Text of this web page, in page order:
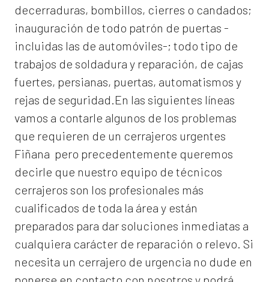
decerraduras, bombillos, cierres o candados;
inauguración de todo patrón de puertas -
incluidas las de automóviles-; todo tipo de
trabajos de soldadura y reparación, de cajas
fuertes, persianas, puertas, automatismos y
rejas de seguridad.En las siguientes líneas
vamos a contarle algunos de los problemas
que requieren de un cerrajeros urgentes
Fiñana pero precedentemente queremos
decirle que nuestro equipo de técnicos
cerrajeros son los profesionales más
cualificados de toda la área y están
preparados para dar soluciones inmediatas a
cualquiera carácter de reparación o relevo. Si
necesita un cerrajero de urgencia no dude en